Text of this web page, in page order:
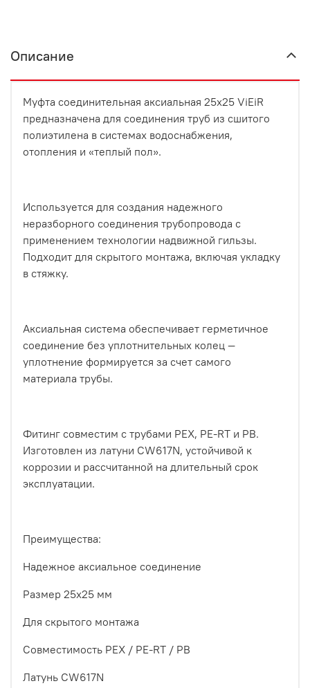
Описание
Муфта соединительная аксиальная 25х25 ViEiR
предназначена для соединения труб из сшитого
полиэтилена в системах водоснабжения,
отопления и «теплый пол».
Используется для создания надежного
неразборного соединения трубопровода с
применением технологии надвижной гильзы.
Подходит для скрытого монтажа, включая укладку
в стяжку.
Аксиальная система обеспечивает герметичное
соединение без уплотнительных колец —
уплотнение формируется за счет самого
материала трубы.
Фитинг совместим с трубами PEX, PE-RT и PB.
Изготовлен из латуни CW617N, устойчивой к
коррозии и рассчитанной на длительный срок
эксплуатации.
Преимущества:
Надежное аксиальное соединение
Размер 25х25 мм
Для скрытого монтажа
Совместимость PEX / PE-RT / PB
Латунь CW617N